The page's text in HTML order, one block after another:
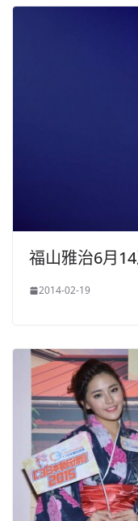
福山雅治6月
2014-02-19